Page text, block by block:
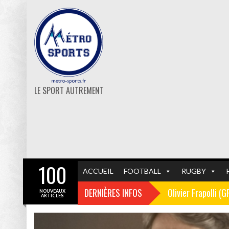
LE SPORT AUTREMENT
ACCUEIL FOOTBALL RUGBY
DERNIÈRES INFOS Olivier Frapolli
Christophe
100
NOUVEAUX
ARTICLES
FOOTBALL